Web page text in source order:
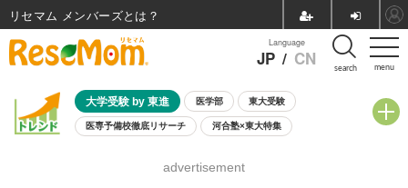
menu
Language
JP / CN search
大学受験 by 東進 医学部 東大受験
医専予備校徹底リサーチ 河合塾×東大特集
8月開催学校説明会・相談会
advertisement
リセマム メンバーズ